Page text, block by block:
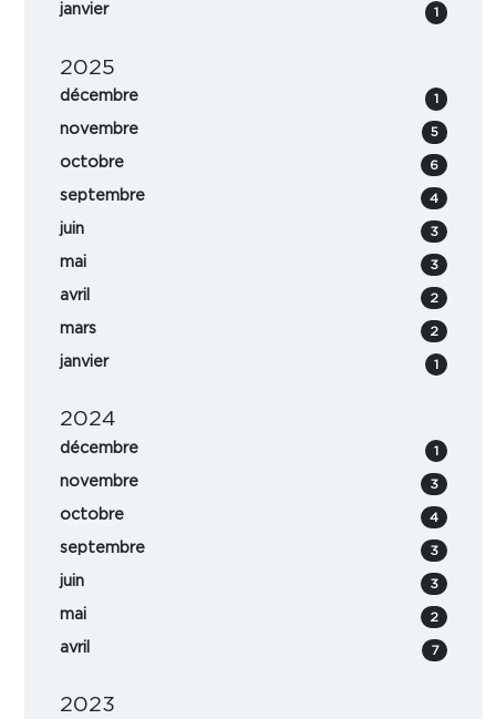
janvier 1
2025
décembre 1
novembre 5
octobre 6
septembre 4
juin 3
mai 3
avril 2
mars 2
janvier 1
2024
décembre 1
novembre 3
octobre 4
septembre 3
juin 3
mai 2
avril 7
2023